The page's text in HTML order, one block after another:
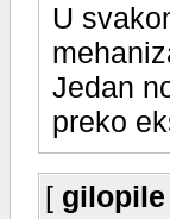
U
Jedan
preko
[ gilopile